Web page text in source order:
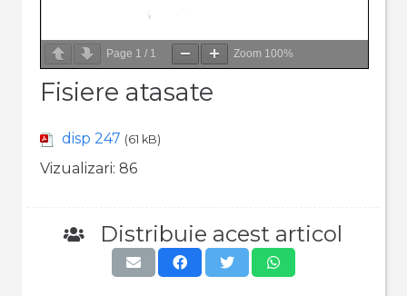
Page 1 / 1 Zoom 100%
Fisiere atasate
disp 247 (61 kB)
Vizualizari: 86
Distribuie acest articol